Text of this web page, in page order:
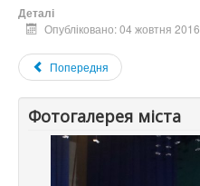
Деталі
Опубліковано: 04 жовтня 2016
Попередня
Фотогалерея міста